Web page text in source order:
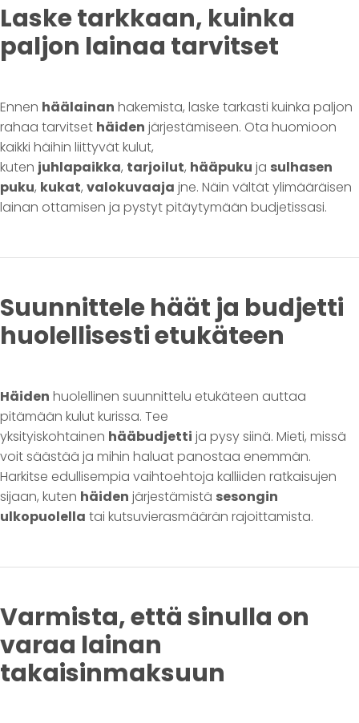
Laske tarkkaan, kuinka
paljon lainaa tarvitset
Ennen häälainan hakemista, laske tarkasti kuinka paljon
rahaa tarvitset häiden järjestämiseen. Ota huomioon
kaikki häihin liittyvät kulut,
kuten juhlapaikka, tarjoilut, hääpuku ja sulhasen
puku, kukat, valokuvaaja jne. Näin vältät ylimääräisen
lainan ottamisen ja pystyt pitäytymään budjetissasi.
Suunnittele häät ja budjetti
huolellisesti etukäteen
Häiden huolellinen suunnittelu etukäteen auttaa
pitämään kulut kurissa. Tee
yksityiskohtainen hääbudjetti ja pysy siinä. Mieti, missä
voit säästää ja mihin haluat panostaa enemmän.
Harkitse edullisempia vaihtoehtoja kalliiden ratkaisujen
sijaan, kuten häiden järjestämistä sesongin
ulkopuolella tai kutsuvierasmäärän rajoittamista.
Varmista, että sinulla on
varaa lainan
takaisinmaksuun